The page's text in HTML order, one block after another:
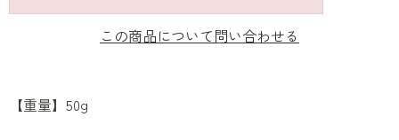
この商品について問い合わせる
【重量】50g